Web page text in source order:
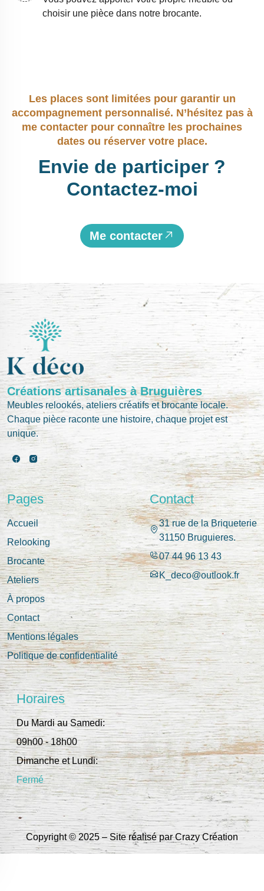
choisir une pièce dans notre brocante.
Les places sont limitées pour garantir un
accompagnement personnalisé. N’hésitez pas à
me contacter pour connaître les prochaines
dates ou réserver votre place.
Envie de participer ?
Contactez-moi
Me contacter
Créations artisanales à Bruguières
Meubles relookés, ateliers créatifs et brocante locale.
Chaque pièce raconte une histoire, chaque projet est
unique.
Pages
Accueil
Relooking
Brocante
Ateliers
À propos
Contact
Mentions légales
Politique de confidentialité
Contact
31 rue de la Briqueterie
31150 Bruguieres.
07 44 96 13 43
K_deco@outlook.fr
Horaires
Du Mardi au Samedi:
09h00 - 18h00
Dimanche et Lundi:
Fermé
Copyright © 2025 – Site réalisé parCrazy Création